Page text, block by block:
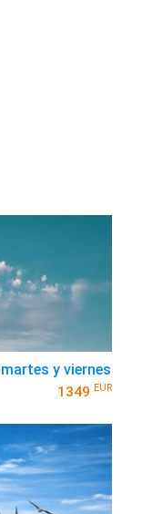
y viernes
1349 EUR